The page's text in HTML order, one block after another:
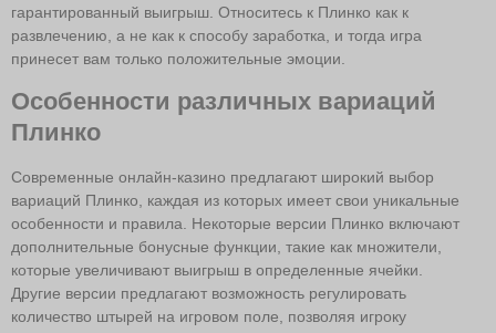
гарантированный выигрыш. Относитесь к Плинко как к
развлечению, а не как к способу заработка, и тогда игра
принесет вам только положительные эмоции.
Особенности различных вариаций
Плинко
Современные онлайн-казино предлагают широкий выбор
вариаций Плинко, каждая из которых имеет свои уникальные
особенности и правила. Некоторые версии Плинко включают
дополнительные бонусные функции, такие как множители,
которые увеличивают выигрыш в определенные ячейки.
Другие версии предлагают возможность регулировать
количество штырей на игровом поле, позволяя игроку